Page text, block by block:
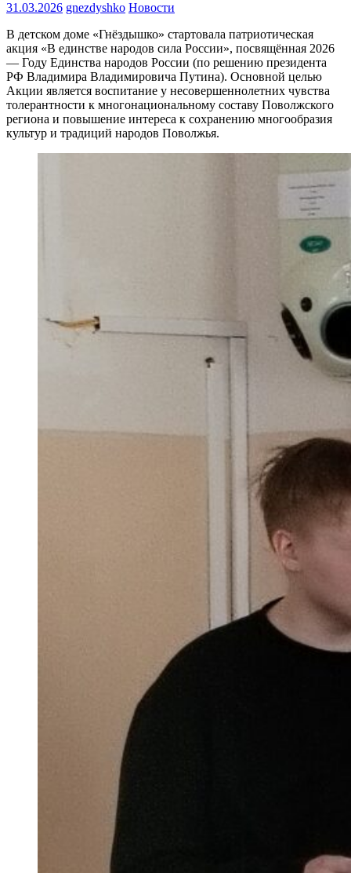
31.03.2026 gnezdyshko Новости
В детском доме «Гнёздышко» стартовала патриотическая
акция «В единстве народов сила России», посвящённая 2026
— Году Единства народов России (по решению президента
РФ Владимира Владимировича Путина). Основной целью
Акции является воспитание у несовершеннолетних чувства
толерантности к многонациональному составу Поволжского
региона и повышение интереса к сохранению многообразия
культур и традиций народов Поволжья.